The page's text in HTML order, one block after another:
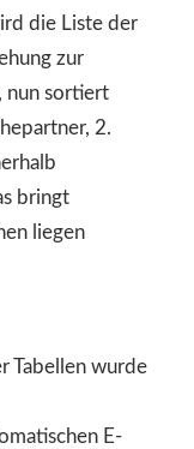
die Liste der
zur
nun sortiert
2.
bringt
liegen
Tabellen wurde
E-